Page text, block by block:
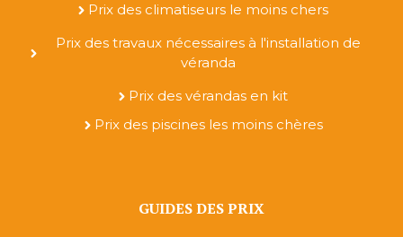
Prix des climatiseurs le moins chers
Prix des travaux nécessaires à l'installation de
véranda
Prix des vérandas en kit
Prix des piscines les moins chères
GUIDES DES PRIX